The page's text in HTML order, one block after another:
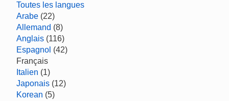
Toutes les langues
Arabe (22)
Allemand (8)
Anglais (116)
Espagnol (42)
Français
Italien (1)
Japonais (12)
Korean (5)